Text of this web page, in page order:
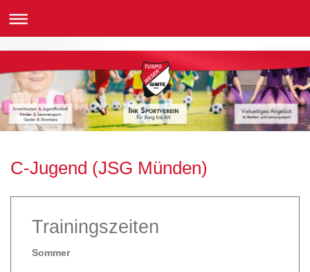
C-Jugend (JSG Münden)
Trainingszeiten
Sommer